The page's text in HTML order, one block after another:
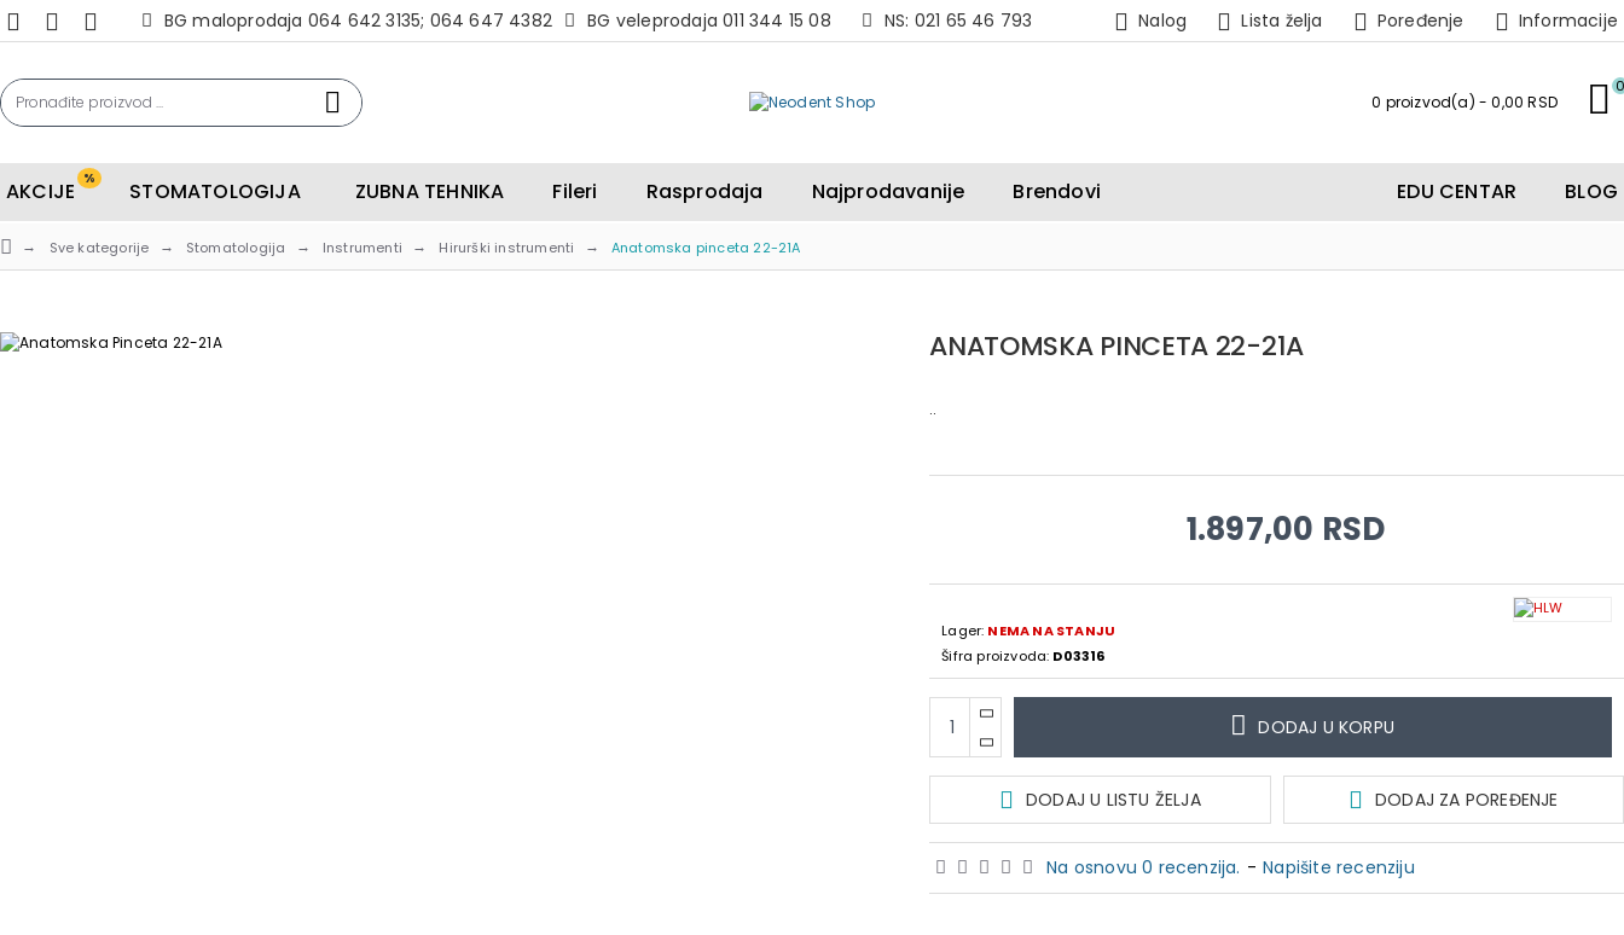
BG maloprodaja 064 642 3135; 064 647 4382 BG veleprodaja 011 344 15 08 NS: 021 65 46 793 Nalog Lista želja Poređenje Informacije
0 proizvod(a) - 0,00 RSD
0
AKCIJE % STOMATOLOGIJA ZUBNA TEHNIKA Fileri Rasprodaja Najprodavanije Brendovi EDU CENTAR BLOG
Sve kategorije Stomatologija Instrumenti Hirurški instrumenti Anatomska pinceta 22-21A
ANATOMSKA PINCETA 22-21A
..
Lager: NEMA NA STANJU
Šifra proizvoda: D03316
Na osnovu 0 recenzija. - Napišite recenziju
1.897,00 RSD
DODAJ U KORPU
DODAJ U LISTU ŽELJA DODAJ ZA POREĐENJE